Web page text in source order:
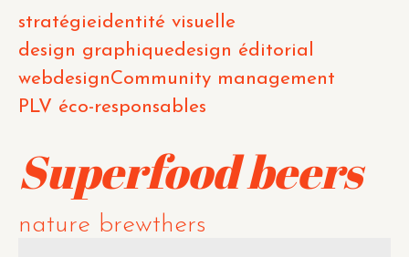
stratégieidentité visuelle
design graphiquedesign éditorial
webdesignCommunity management
PLV éco-responsables
Superfood beers
nature brewthers